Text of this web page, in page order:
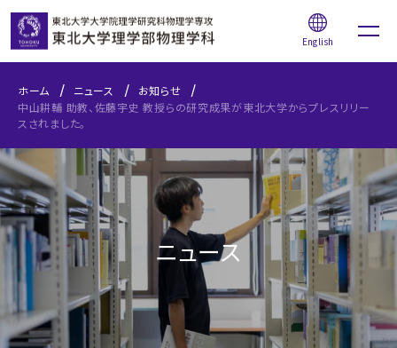
English
学部受験生の方へ
ホーム ニュース
お知らせ
中山耕輔 助教、佐藤宇史 教授らの研究成果が東北大学からプレスリリー
スされました。
ニュース